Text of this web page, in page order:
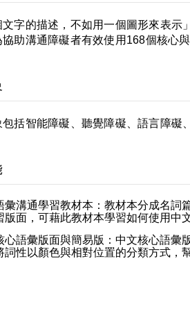
文字的描述，不如用一個圖形來表
協助溝通障礙者有效使用168個核心
括智能障礙、聽覺障礙、語言障礙
彙溝通學習教材本：教材本分成名詞
版面，可藉此教材本學習如何使用中
心語彙版面與簡易版：中文核心語彙
詞性以顏色與相對位置的分類方式，